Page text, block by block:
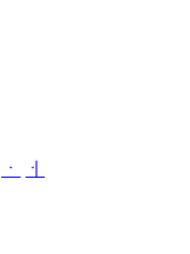
ㆍ
ㆎ